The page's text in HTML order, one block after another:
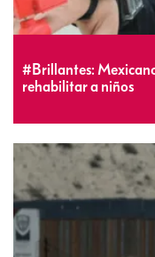
#Brillantes:
rehabilitar a niños